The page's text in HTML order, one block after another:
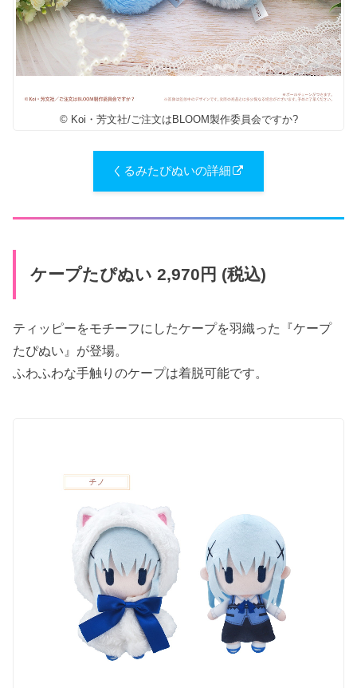
© Koi・芳文社/ご注文はBLOOM製作委員会ですか?
くるみた​ぴぬいの詳細
ケープた​ぴぬい 2,970円 (税込)
ティッピーをモチーフにしたケープを羽織った『ケープ
たぴぬい』が登場。
ふわふわな手触りのケープは着脱可能です。